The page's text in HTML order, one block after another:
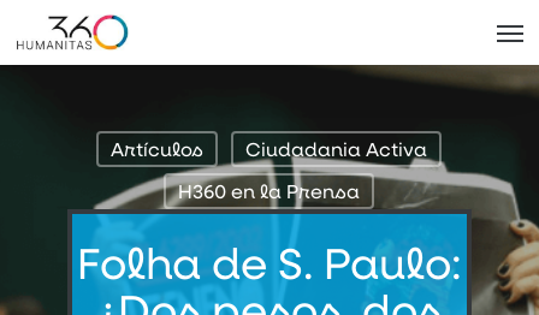
to
Artículos
Ciudadania Activa
H360 en la Prensa
Folha de S. Paulo: